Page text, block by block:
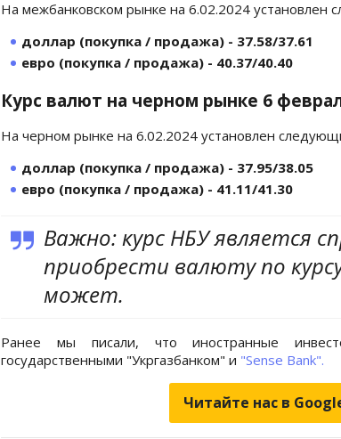
На межбанковском рынке на 6.02.2024 установлен
доллар (покупка / продажа) - 37.58/37.61
евро (покупка / продажа) - 40.37/40.40
Курс валют на черном рынке 6
На черном рынке на 6.02.2024 установлен
доллар (покупка / продажа) - 37.95/38.05
евро (покупка / продажа) - 41.11/41.30
Важно: курс НБУ является
приобрести валюту по
может.
Ранее мы писали, что иностранные
государственными "Укргазбанком" и "Sense Bank".
Читайте нас в